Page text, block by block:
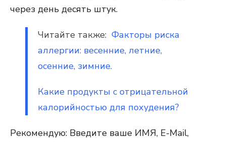
через день десять штук.
Читайте также: Факторы риска
аллергии: весенние, летние,
осенние, зимние.
Какие продукты с отрицательной
калорийностью для похудения?
Рекомендую: Введите ваше ИМЯ, E-Mail,